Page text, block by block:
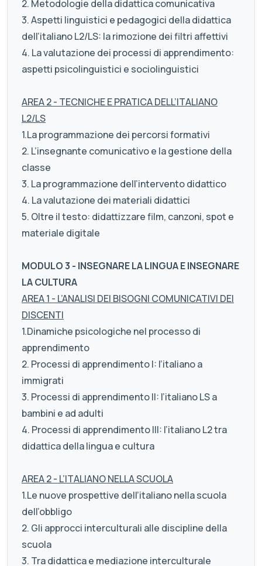
2. Metodologie della didattica comunicativa
3. Aspetti linguistici e pedagogici della didattica
dell’italiano L2/LS: la rimozione dei filtri affettivi
4. La valutazione dei processi di apprendimento:
aspetti psicolinguistici e sociolinguistici
AREA 2 - TECNICHE E PRATICA DELL’ITALIANO
L2/LS
1.La programmazione dei percorsi formativi
2. L’insegnante comunicativo e la gestione della
classe
3. La programmazione dell’intervento didattico
4. La valutazione dei materiali didattici
5. Oltre il testo: didattizzare film, canzoni, spot e
materiale digitale
MODULO 3 - INSEGNARE LA LINGUA E INSEGNARE
LA CULTURA
AREA 1 - L’ANALISI DEI BISOGNI COMUNICATIVI DEI
DISCENTI
1.Dinamiche psicologiche nel processo di
apprendimento
2. Processi di apprendimento I: l’italiano a
immigrati
3. Processi di apprendimento II: l’italiano LS a
bambini e ad adulti
4. Processi di apprendimento III: l’italiano L2 tra
didattica della lingua e cultura
AREA 2 - L’ITALIANO NELLA SCUOLA
1.Le nuove prospettive dell’italiano nella scuola
dell’obbligo
2. Gli approcci interculturali alle discipline della
scuola
3. Tra didattica e mediazione interculturale